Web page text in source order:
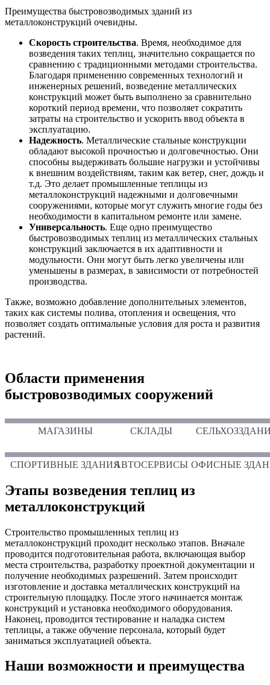
Преимущества быстровозводимых зданий из
металлоконструкций очевидны.
Скорость строительства. Время, необходимое для
возведения таких теплиц, значительно сокращается по
сравнению с традиционными методами строительства.
Благодаря применению современных технологий и
инженерных решений, возведение металлических
конструкций может быть выполнено за сравнительно
короткий период времени, что позволяет сократить
затраты на строительство и ускорить ввод объекта в
эксплуатацию.
Надежность. Металлические стальные конструкции
обладают высокой прочностью и долговечностью. Они
способны выдерживать большие нагрузки и устойчивы
к внешним воздействиям, таким как ветер, снег, дождь и
т.д. Это делает промышленные теплицы из
металлоконструкций надежными и долговечными
сооружениями, которые могут служить многие годы без
необходимости в капитальном ремонте или замене.
Универсальность. Еще одно преимущество
быстровозводимых теплиц из металлических стальных
конструкций заключается в их адаптивности и
модульности. Они могут быть легко увеличены или
уменьшены в размерах, в зависимости от потребностей
производства.
Также, возможно добавление дополнительных элементов,
таких как системы полива, отопления и освещения, что
позволяет создать оптимальные условия для роста и развития
растений.
Области применения
быстровозводимых сооружений
МАГАЗИНЫ СКЛАДЫ
СПОРТИВНЫЕ ЗДАНИЯАВТОСЕРВИСЫ ОФИСНЫЕ
Этапы возведения теплиц из
металлоконструкций
Строительство промышленных теплиц из
металлоконструкций проходит несколько этапов. Вначале
проводится подготовительная работа, включающая выбор
места строительства, разработку проектной документации и
получение необходимых разрешений. Затем происходит
изготовление и доставка металлических конструкций на
строительную площадку. После этого начинается монтаж
конструкций и установка необходимого оборудования.
Наконец, проводится тестирование и наладка систем
теплицы, а также обучение персонала, который будет
заниматься эксплуатацией объекта.
Наши возможности и преимущества